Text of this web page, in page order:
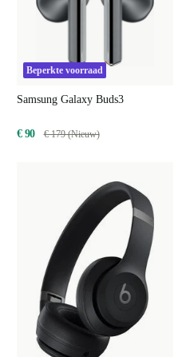
Beperkte voorraad
Samsung Galaxy Buds3
€ 90 € 179 (Nieuw)